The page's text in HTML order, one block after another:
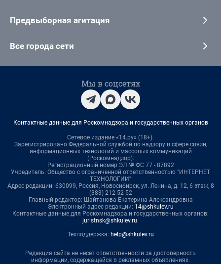
Предвыборная агитация
Все города сети
Мы в соцсетях
Контактные данные для Роскомнадзора и государственных органов
Сетевое издание «14.ру» (18+).
Зарегистрировано Федеральной службой по надзору в сфере связи,
информационных технологий и массовых коммуникаций
(Роскомнадзор).
Регистрационный номер ЭЛ № ФС 77 - 87892
Учредитель: Общество с ограниченной ответственностью "ИНТЕРНЕТ
ТЕХНОЛОГИИ"
Адрес редакции: 630099, Россия, Новосибирск, ул. Ленина, д. 12, 6 этаж, 8
(383) 212-52-52
Главный редактор: Шайтанова Екатерина Александровна
Электронный адрес редакции: 14@shkulev.ru
Контактные данные для Роскомнадзора и государственных органов:
juristnsk@shkulev.ru.
Техподдержка: help@shkulev.ru
Редакция сайта не несет ответственности за достоверность
информации, содержащейся в рекламных объявлениях.